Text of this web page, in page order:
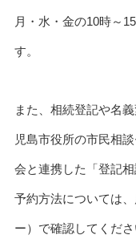
月・水・金の10時～
す。
また、相続登記や名
児島市役所の市民相
会と連携した「登記
予約方法については
ー）で確認してくださ